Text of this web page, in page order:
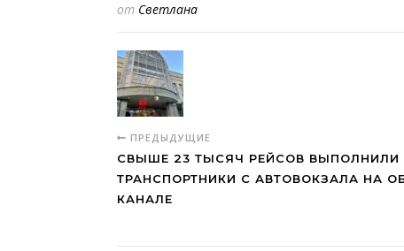
от Светлана
ПРЕДЫДУЩИЕ
СВЫШЕ 23 ТЫСЯЧ РЕЙСОВ ВЫПОЛНИЛИ
ТРАНСПОРТНИКИ С АВТОВОКЗАЛА НА
КАНАЛЕ